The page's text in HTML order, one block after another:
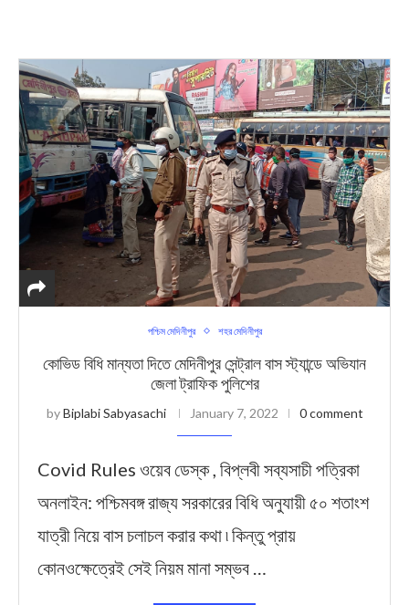
পশ্চিম মেদিনীপুর শহর মেদিনীপুর
কোভিড বিধি মান্যতা দিতে মেদিনীপুর সেন্ট্রাল বাস স্ট্যান্ডে অভিযান
জেলা ট্রাফিক পুলিশের
byBiplabi Sabyasachi January 7, 2022 0 comment
Covid Rules ওয়েব ডেস্ক , বিপ্লবী সব্যসাচী পত্রিকা
অনলাইন: পশ্চিমবঙ্গ রাজ্য সরকারের বিধি অনুযায়ী ৫০ শতাংশ
যাত্রী নিয়ে বাস চলাচল করার কথা ৷ কিন্তু প্রায়
কোনওক্ষেত্রেই সেই নিয়ম মানা সম্ভব …